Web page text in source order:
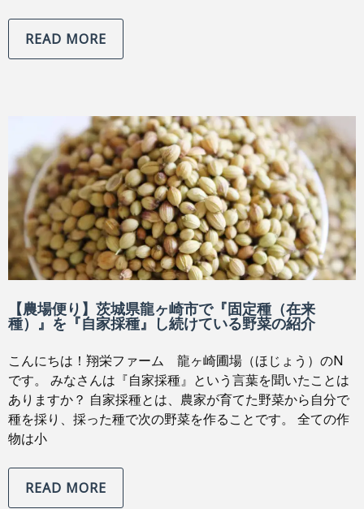
READ MORE
【農場便り】茨城県龍ヶ崎市で『固定種（在来
種）』を『自家採種』し続けている野菜の紹介
こんにちは！翔栄ファーム 龍ヶ崎圃場（ほじょう）のN
です。 みなさんは『自家採種』という言葉を聞いたことは
ありますか？ 自家採種とは、農家が育てた野菜から自分で
種を採り、採った種で次の野菜を作ることです。 全ての作
物は小
READ MORE